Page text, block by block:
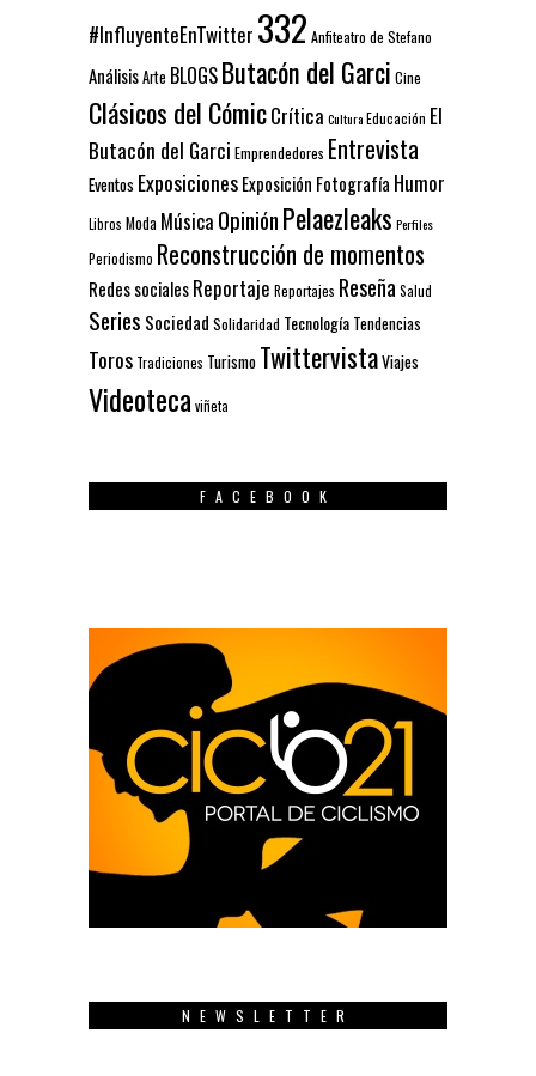
#InfluyenteEnTwitter 332 Anfiteatro de Stefano
AnálisisArte BLOGSButacón del Garci Cine
Clásicos del CómicCrítica CulturaEducación El
Butacón del Garci Emprendedores Entrevista
Eventos ExposicionesExposición Fotografía Humor
Libros Moda Música OpiniónPelaezleaks Perfiles
Periodismo Reconstrucción de momentos
Redes socialesReportaje Reportajes ReseñaSalud
Series Sociedad Solidaridad Tecnología Tendencias
Toros Tradiciones Turismo TwittervistaViajes
Videotecaviñeta
FACEBOOK
NEWSLETTER